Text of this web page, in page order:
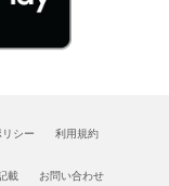
シー 利用規約
載 お問い合わせ